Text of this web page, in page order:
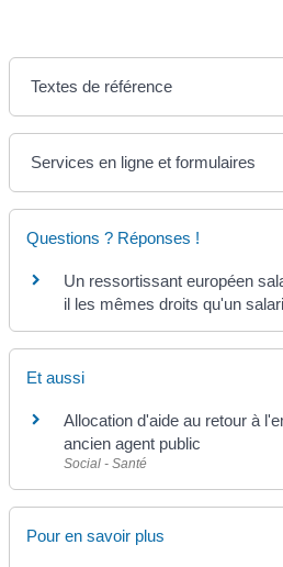
Textes de référence
Services en ligne et formulaires
Questions ? Réponses !
Un ressortissant européen
il les mêmes droits qu'un
Et aussi
Allocation d'aide au retour à
ancien agent public
Social - Santé
Pour en savoir plus